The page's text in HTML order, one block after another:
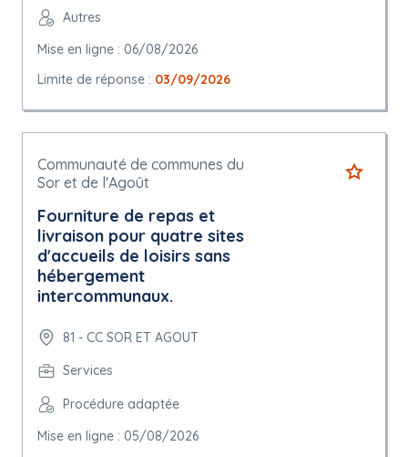
Autres
Mise en ligne : 06/08/2026
Limite de réponse : 03/09/2026
Communauté de communes du
Sor et de l'Agoût
Fourniture de repas et
livraison pour quatre sites
d'accueils de loisirs sans
hébergement
intercommunaux.
81 - CC SOR ET AGOUT
Services
Procédure adaptée
Mise en ligne : 05/08/2026